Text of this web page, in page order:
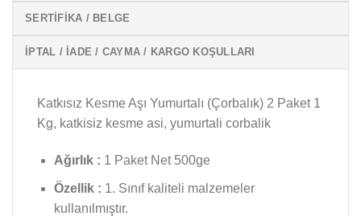
SERTIFIKA / BELGE
İPTAL / İADE / CAYMA / KARGO KOŞULLARI
Katkısız Kesme Aşı Yumurtalı (Çorbalık) 2 Paket 1
Kg, katkisiz kesme asi, yumurtali corbalik
Ağırlık : 1 Paket Net 500ge
Özellik : 1. Sınıf kaliteli malzemeler
kullanılmıştır.